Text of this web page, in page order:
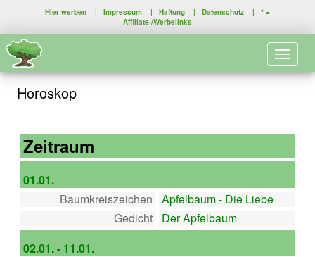
Hier werben | Impressum | Haftung | Datenschutz | * =
Affiliate-/Werbelinks
Horoskop
Zeitraum
01.01.
Baumkreiszeichen
Apfelbaum - Die Liebe
Gedicht
Der Apfelbaum
02.01. - 11.01.